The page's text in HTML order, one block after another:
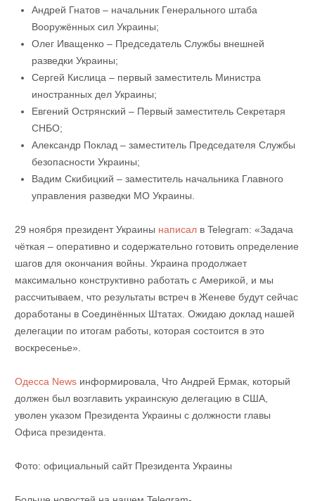
Андрей Гнатов – начальник Генерального штаба
Вооружённых сил Украины;
Олег Иващенко – Председатель Службы внешней
разведки Украины;
Сергей Кислица – первый заместитель Министра
иностранных дел Украины;
Евгений Острянский – Первый заместитель Секретаря
СНБО;
Александр Поклад – заместитель Председателя Службы
безопасности Украины;
Вадим Скибицкий – заместитель начальника Главного
управления разведки МО Украины.
29 ноября президент Украины написалв Telegram: «Задача
чёткая – оперативно и содержательно готовить определение
шагов для окончания войны. Украина продолжает
максимально конструктивно работать с Америкой, и мы
рассчитываем, что результаты встреч в Женеве будут сейчас
доработаны в Соединённых Штатах. Ожидаю доклад нашей
делегации по итогам работы, которая состоится в это
воскресенье».
Одесса Newsинформировала, Что Андрей Ермак, который
должен был возглавить украинскую делегацию в США,
уволен указом Президента Украины с должности главы
Офиса президента.
Фото: официальный сайт Президента Украины